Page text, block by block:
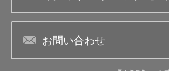
お問い合わせ